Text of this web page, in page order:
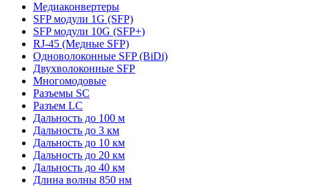
Медиаконвертеры
SFP модули 1G (SFP)
SFP модули 10G (SFP+)
RJ-45 (Медные SFP)
Одноволоконные SFP (BiDi)
Двухволоконные SFP
Многомодовые
Разъемы SC
Разъем LC
Дальность до 100 м
Дальность до 3 км
Дальность до 10 км
Дальность до 20 км
Дальность до 40 км
Длина волны 850 нм